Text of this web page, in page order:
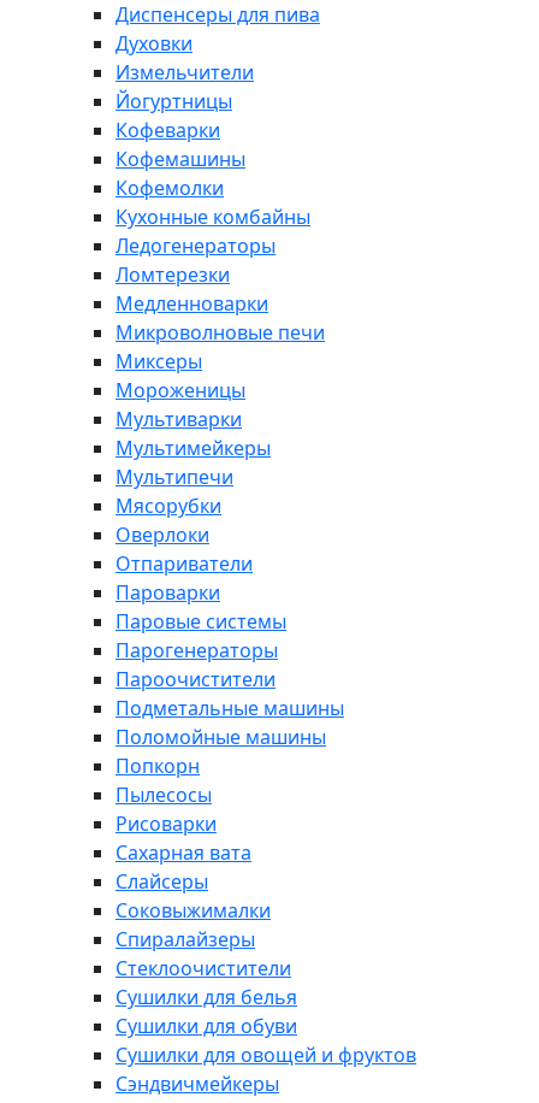
Диспенсеры для пива
Духовки
Измельчители
Йогуртницы
Кофеварки
Кофемашины
Кофемолки
Кухонные комбайны
Ледогенераторы
Ломтерезки
Медленноварки
Микроволновые печи
Миксеры
Мороженицы
Мультиварки
Мультимейкеры
Мультипечи
Мясорубки
Оверлоки
Отпариватели
Пароварки
Паровые системы
Парогенераторы
Пароочистители
Подметальные машины
Поломойные машины
Попкорн
Пылесосы
Рисоварки
Сахарная вата
Слайсеры
Соковыжималки
Спиралайзеры
Стеклоочистители
Сушилки для белья
Сушилки для обуви
Сушилки для овощей и фруктов
Сэндвичмейкеры